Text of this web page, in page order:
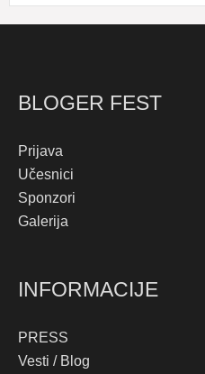
BLOGER FEST
Prijava
Učesnici
Sponzori
Galerija
INFORMACIJE
PRESS
Vesti / Blog